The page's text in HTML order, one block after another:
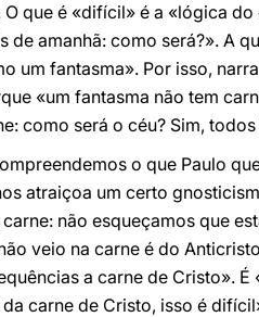
que é «difícil» é a «lógica
de amanhã: como será?». A
um fantasma». Por isso,
«um fantasma não tem
como será o céu? Sim,
o que Paulo
atraiçoa um certo
não esqueçamos que
veio na carne é do
a carne de Cristo».
carne de Cristo, isso é